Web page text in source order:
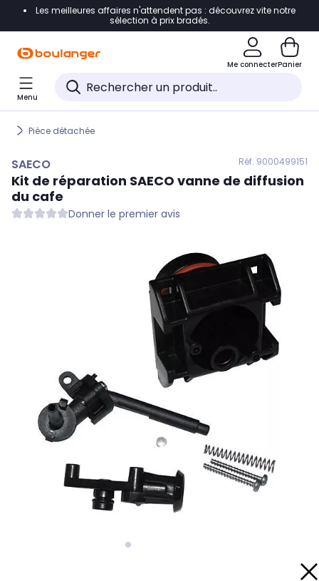
Accéder directement à la navigation
Accéder directement au pied de page
Accéder directement au chatbot
Les meilleures affaires n'attendent pas : découvrez vite notre
sélection à prix bradés.
Me connecterPanier
Menu
Pièce détachée
SAECO Réf. 9000499151
Kit de réparation SAECO vanne de diffusion
du cafe
Donner le premier avis